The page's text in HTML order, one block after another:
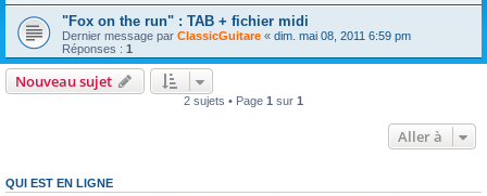
"Fox on the run" : TAB + fichier midi
Dernier message par ClassicGuitare « dim. mai 08, 2011 6:59 pm
Réponses : 1
Nouveau sujet
2 sujets • Page 1 sur 1
Aller à
QUI EST EN LIGNE